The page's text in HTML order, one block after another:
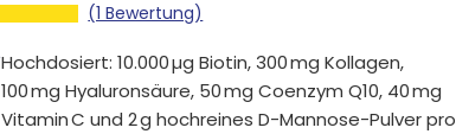
(1 Bewertung)
Hochdosiert: 10.000 µg Biotin, 300 mg Kollagen,
100 mg Hyaluronsäure, 50 mg Coenzym Q10, 40 mg
Vitamin C und 2 g hochreines D-Mannose-Pulver pro